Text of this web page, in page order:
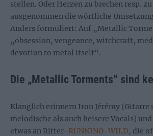
stellen. Oder Herzen zu brechen resp.
ausgenommen die wörtliche
Anders formuliert: Auf „Metallic
„obsession, vengeance, witchcraft,
devotion to metal itself“.
Die „Metallic Torments“ sind
Klanglich erinnern Iron Jérémy (Gitarre
melodische als auch heisere Vocals)
etwas an Ritter-RUNNING-WILD, die